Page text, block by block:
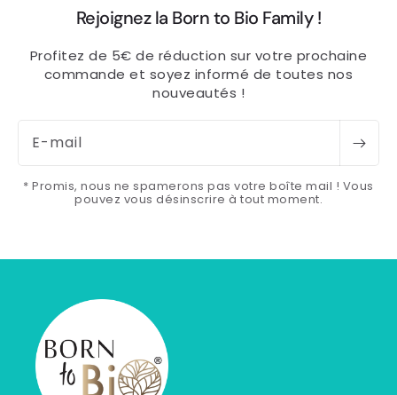
Rejoignez la Born to Bio Family !
Profitez de 5€ de réduction sur votre prochaine
commande et soyez informé de toutes nos
nouveautés !
E-mail
* Promis, nous ne spamerons pas votre boîte mail ! Vous
pouvez vous désinscrire à tout moment.